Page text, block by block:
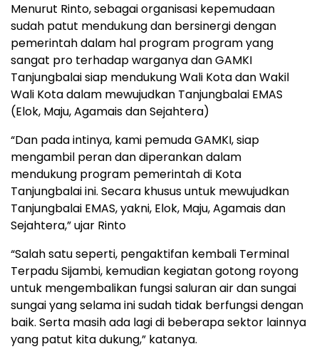
Menurut Rinto, sebagai organisasi kepemudaan
sudah patut mendukung dan bersinergi dengan
pemerintah dalam hal program program yang
sangat pro terhadap warganya dan GAMKI
Tanjungbalai siap mendukung Wali Kota dan Wakil
Wali Kota dalam mewujudkan Tanjungbalai EMAS
(Elok, Maju, Agamais dan Sejahtera)
“Dan pada intinya, kami pemuda GAMKI, siap
mengambil peran dan diperankan dalam
mendukung program pemerintah di Kota
Tanjungbalai ini. Secara khusus untuk mewujudkan
Tanjungbalai EMAS, yakni, Elok, Maju, Agamais dan
Sejahtera,” ujar Rinto
“Salah satu seperti, pengaktifan kembali Terminal
Terpadu Sijambi, kemudian kegiatan gotong royong
untuk mengembalikan fungsi saluran air dan sungai
sungai yang selama ini sudah tidak berfungsi dengan
baik. Serta masih ada lagi di beberapa sektor lainnya
yang patut kita dukung,” katanya.